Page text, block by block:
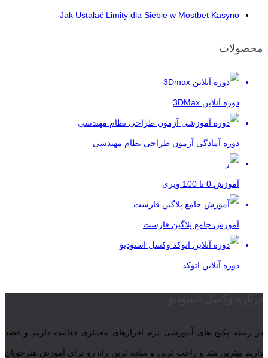
Jak Ustalać Limity dla Siebie w Mostbet Kasyno
محصولات
دوره آنلاین 3DMax
دوره آمادگی آزمون طراحی نظام مهندسی
آموزش 0 تا 100 ویری
آموزش جامع پلاگین فارست
دوره آنلاین اتوکد
در زمینه پکیج های آموزشی نرم افزارهای معماری فعالیت داریم و قصد
داریم بهترین متد و راحت ترین و ساده ترین راه رو برای آموزش هنرجویان